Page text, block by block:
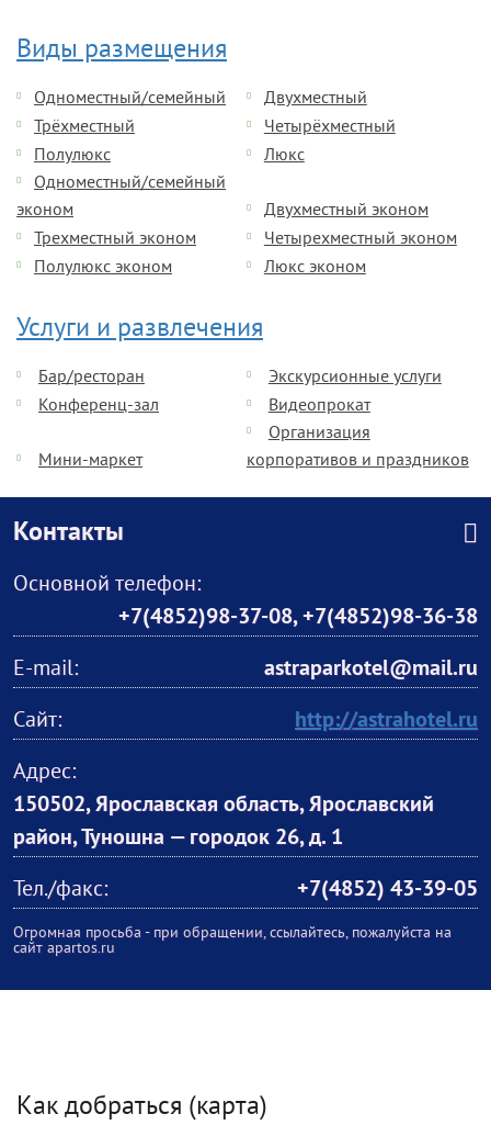
Виды размещения
Одноместный/семейный
Двухместный
Трёхместный
Четырёхместный
Полулюкс
Люкс
Одноместный/семейный
эконом
Двухместный эконом
Трехместный эконом
Четырехместный эконом
Полулюкс эконом
Люкс эконом
Услуги и развлечения
Бар/ресторан
Экскурсионные услуги
Конференц-зал
Видеопрокат
Мини-маркет
Организация
корпоративов и праздников
Контакты
Основной телефон:
+7(4852)98-37-08,+7(4852)98-36-38
E-mail:
astraparkotel@mail.ru
Сайт:
http://astrahotel.ru
Адрес:
150502, Ярославская область, Ярославский
район, Туношна — городок 26, д. 1
Тел./факс:
+7(4852) 43-39-05
Огромная просьба - при обращении, ссылайтесь, пожалуйста на
сайт apartos.ru
Как добраться (карта)